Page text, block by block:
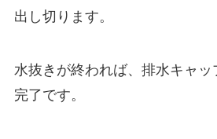
出し切ります。
水抜きが終われば、排水キャ
完了です。